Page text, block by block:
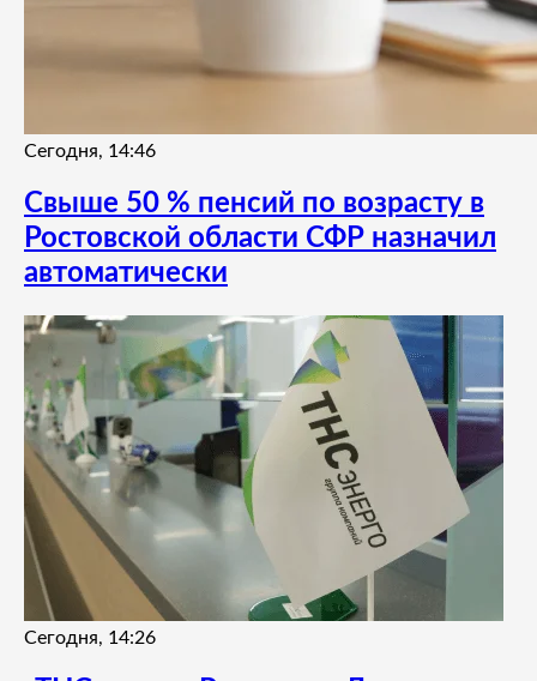
Сегодня, 14:46
Свыше 50 % пенсий по возрасту в
Ростовской области СФР назначил
автоматически
Сегодня, 14:26